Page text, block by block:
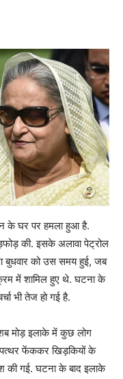
के घर पर हमला हुआ है.
की. इसके अलावा पेट्रोल
को उस समय हुई, जब
में शामिल हुए थे. घटना के
भी तेज हो गई है.
मोड़ इलाके में कुछ लोग
फेंककर खिड़कियों के
की गई. घटना के बाद इलाके